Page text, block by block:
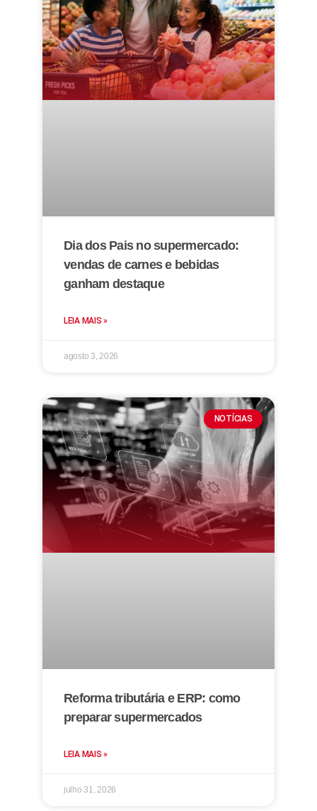
Dia dos Pais no supermercado:
vendas de carnes e bebidas
ganham destaque
LEIA MAIS »
agosto 3, 2026
NOTÍCIAS
Reforma tributária e ERP: como
preparar supermercados
LEIA MAIS »
julho 31, 2026